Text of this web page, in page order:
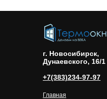
Главная
г. Новосибирск, ​
Дунаевского, 16/1
+7(383)234-97-97